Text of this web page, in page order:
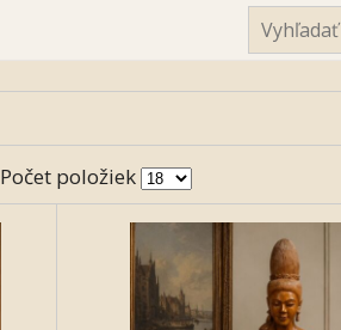
Počet položiek